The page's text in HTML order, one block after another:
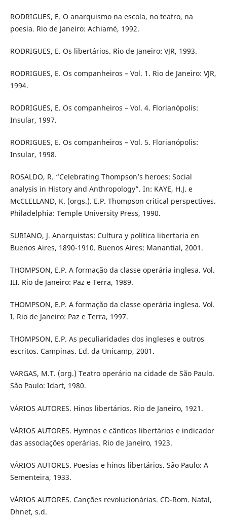
RODRIGUES, E. O anarquismo na escola, no teatro, na
poesia. Rio de Janeiro: Achiamé, 1992.
RODRIGUES, E. Os libertários. Rio de Janeiro: VJR, 1993.
RODRIGUES, E. Os companheiros – Vol. 1. Rio de Janeiro: VJR,
1994.
RODRIGUES, E. Os companheiros – Vol. 4. Florianópolis:
Insular, 1997.
RODRIGUES, E. Os companheiros – Vol. 5. Florianópolis:
Insular, 1998.
ROSALDO, R. “Celebrating Thompson’s heroes: Social
analysis in History and Anthropology”. In: KAYE, H.J. e
McCLELLAND, K. (orgs.). E.P. Thompson critical perspectives.
Philadelphia: Temple University Press, 1990.
SURIANO, J. Anarquistas: Cultura y política libertaria en
Buenos Aires, 1890-1910. Buenos Aires: Manantial, 2001.
THOMPSON, E.P. A formação da classe operária inglesa. Vol.
III. Rio de Janeiro: Paz e Terra, 1989.
THOMPSON, E.P. A formação da classe operária inglesa. Vol.
I. Rio de Janeiro: Paz e Terra, 1997.
THOMPSON, E.P. As peculiaridades dos ingleses e outros
escritos. Campinas. Ed. da Unicamp, 2001.
VARGAS, M.T. (org.) Teatro operário na cidade de São Paulo.
São Paulo: Idart, 1980.
VÁRIOS AUTORES. Hinos libertários. Rio de Janeiro, 1921.
VÁRIOS AUTORES. Hymnos e cânticos libertários e indicador
das associações operárias. Rio de Janeiro, 1923.
VÁRIOS AUTORES. Poesias e hinos libertários. São Paulo: A
Sementeira, 1933.
VÁRIOS AUTORES. Canções revolucionárias. CD-Rom. Natal,
Dhnet, s.d.